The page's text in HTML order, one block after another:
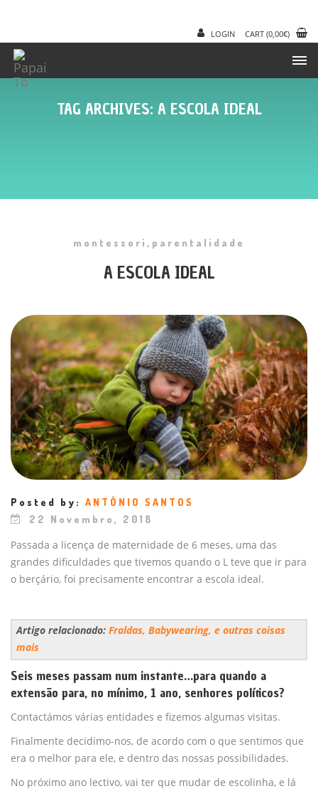
LOGIN CART (0,00€)
TAG ARCHIVES: A ESCOLA IDEAL
montessori , parentalidade
A ESCOLA IDEAL
Posted by: ANTÓNIO SANTOS
22 Novembro, 2018
Passada a licença de maternidade de 6 meses, uma das
grandes dificuldades que tivemos quando o L teve que ir para
o berçário, foi precisamente encontrar a escola ideal.
Artigo relacionado: Fraldas, Babywearing, e outras coisas
mais
Seis meses passam num instante…para quando a
extensão para, no mínimo, 1 ano, senhores políticos?
Contactámos várias entidades e fizemos algumas visitas.
Finalmente decidimo-nos, de acordo com o que sentimos que
era o melhor para ele, e dentro das nossas possibilidades.
No próximo ano lectivo, vai ter que mudar de escolinha, e lá